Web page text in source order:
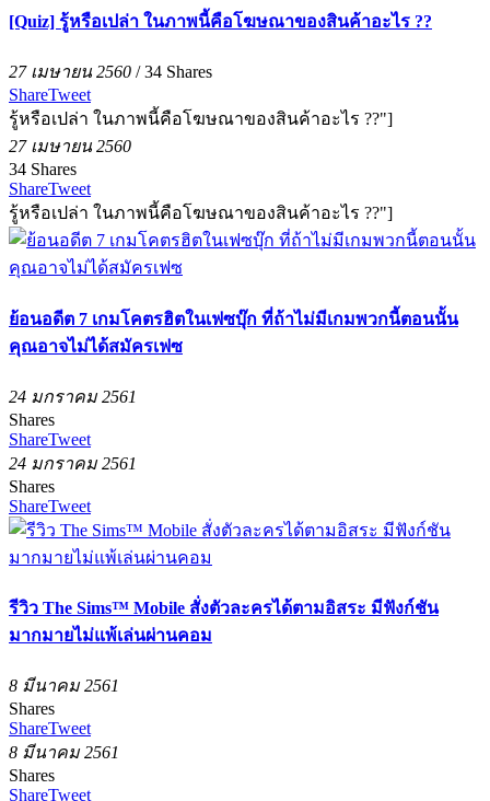
[Quiz] รู้หรือเปล่า ในภาพนี้คือโฆษณาของสินค้าอะไร ??
27 เมษายน 2560 /34 Shares
ShareTweet
รู้หรือเปล่า ในภาพนี้คือโฆษณาของสินค้าอะไร ??"]
27 เมษายน 2560
34 Shares
ShareTweet
รู้หรือเปล่า ในภาพนี้คือโฆษณาของสินค้าอะไร ??"]
ย้อนอดีต 7 เกมโคตรฮิตในเฟซบุ๊ก ที่ถ้าไม่มีเกมพวกนี้ตอนนั้น
คุณอาจไม่ได้สมัครเฟซ
24 มกราคม 2561
Shares
ShareTweet
24 มกราคม 2561
Shares
ShareTweet
รีวิว The Sims™ Mobile สั่งตัวละครได้ตามอิสระ มีฟังก์ชัน
มากมายไม่แพ้เล่นผ่านคอม
8 มีนาคม 2561
Shares
ShareTweet
8 มีนาคม 2561
Shares
ShareTweet